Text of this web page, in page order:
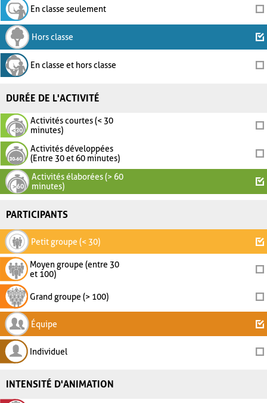
En classe seulement
Hors classe
En classe et hors classe
DURÉE DE L'ACTIVITÉ
Activités courtes (< 30
minutes)
Activités développées
(Entre 30 et 60 minutes)
Activités élaborées (> 60
minutes)
PARTICIPANTS
Petit groupe (< 30)
Moyen groupe (entre 30
et 100)
Grand groupe (> 100)
Équipe
Individuel
INTENSITÉ D'ANIMATION